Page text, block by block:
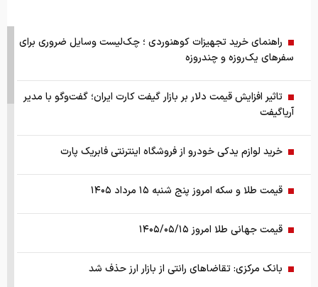
راهنمای خرید تجهیزات کوهنوردی ؛ چک‌لیست وسایل ضروری برای
سفرهای یک‌روزه و چندروزه
تاثیر افزایش قیمت دلار بر بازار گیفت کارت ایران؛ گفت‌وگو با مدیر
آریاگیفت
خرید لوازم یدکی خودرو از فروشگاه اینترنتی فابریک پارت
قیمت طلا و سکه امروز پنج شنبه ۱۵ مرداد ۱۴۰۵
قیمت جهانی طلا امروز ۱۴۰۵/۰۵/۱۵
بانک مرکزی: تقاضا‌های رانتی از بازار ارز حذف شد